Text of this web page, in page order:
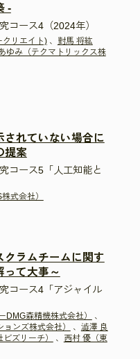
-
コース4（2024年）
クリエイト)、 對馬 将紘
ゆみ（テクマトリックス株
されていない場合に
提案
コース5「人工知能と
式会社）
クラムチームに関す
って大事～
コース4「アジャイル
DMG森精機株式会社）
、
ンズ株式会社）
、 澁澤 良
ズリーチ） 、 西村 優（東